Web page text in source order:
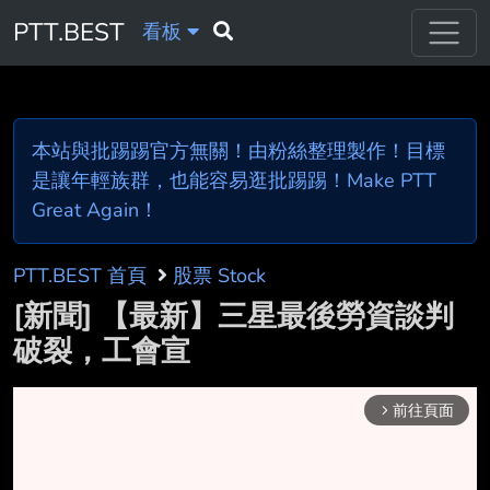
PTT.BEST 看板
本站與批踢踢官方無關！由粉絲整理製作！目標
是讓年輕族群，也能容易逛批踢踢！Make PTT
Great Again！
PTT.BEST 首頁 股票 Stock
[新聞] 【最新】三星最後勞資談判
破裂，工會宣
arrow_forward_ios 前往頁面